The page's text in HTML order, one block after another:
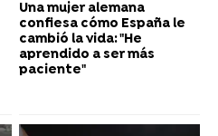
Una mujer alemana
confiesa cómo España le
cambió la vida: "He
aprendido a ser más
paciente"